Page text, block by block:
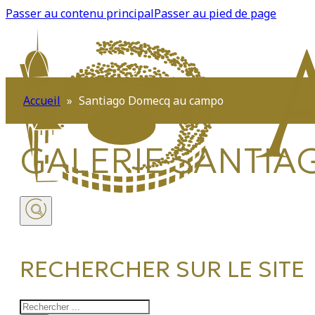
Passer au contenu principalPasser au pied de page
RECHERCHER SUR LE SITE
Accueil » Santiago Domecq au campo
GALERIE